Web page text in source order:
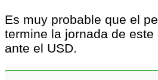
Es muy probable que el
termine la jornada de
ante el USD.